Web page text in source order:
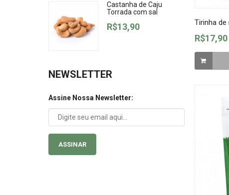
Castanha de Caju
Torrada com sal
R$13,90
NEWSLETTER
Assine Nossa Newsletter:
ASSINAR
Tirinha
R$17,90